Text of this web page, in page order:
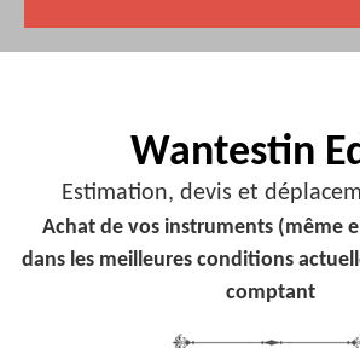
Wantestin
Estimation, devis et
Achat de vos instruments (même
dans les meilleures conditions
comptant